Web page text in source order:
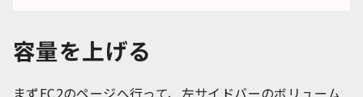
容量を上げる
まずEC2のページへ行って、左サイドバーのボリューム